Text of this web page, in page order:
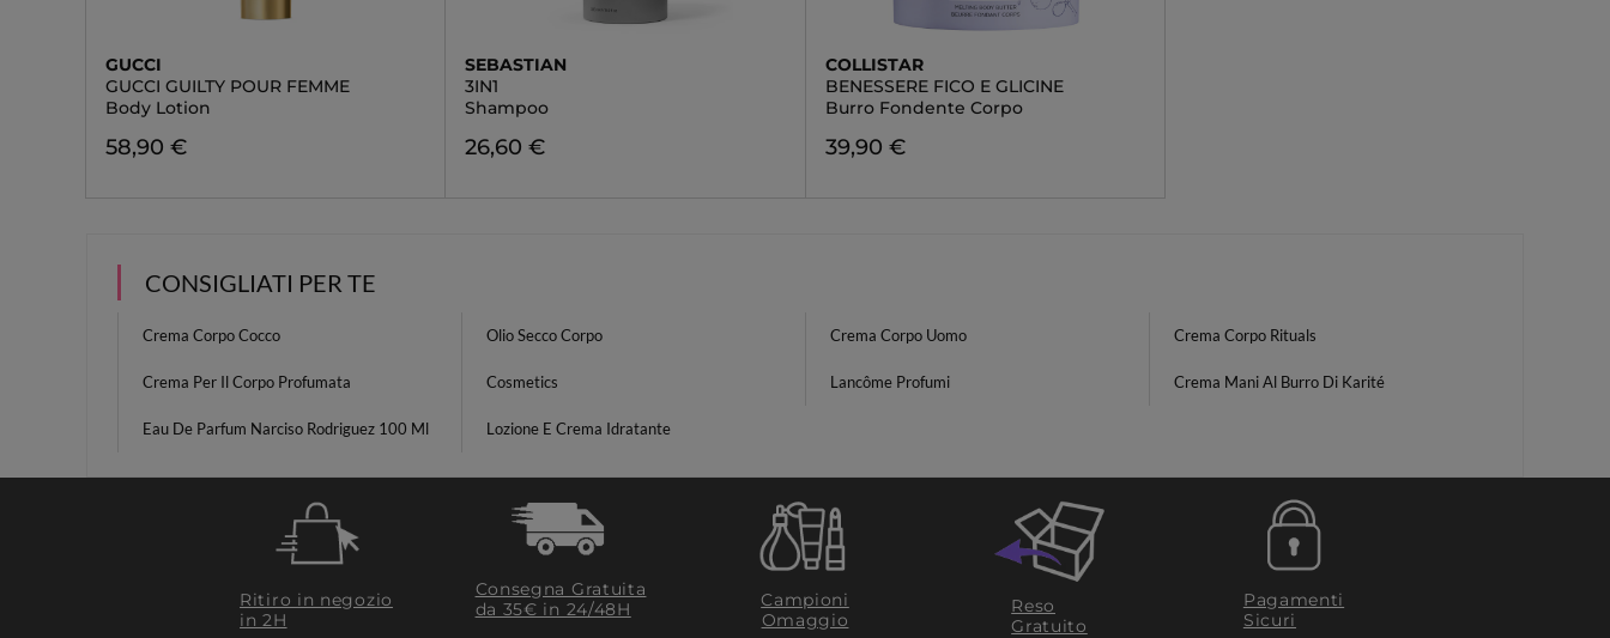
GUCCI
GUCCI GUILTY POUR FEMME
Body Lotion
58,90 €
SEBASTIAN
3IN1
Shampoo
26,60 €
COLLISTAR
BENESSERE FICO E GLICINE
Burro Fondente Corpo
39,90 €
CONSIGLIATI PER TE
Crema Corpo Cocco Olio Secco Corpo Crema Corpo Uomo Crema Corpo Rituals
Crema Per Il Corpo Profumata Cosmetics Lancôme Profumi Crema Mani Al Burro Di Karité
Eau De Parfum Narciso Rodriguez 100 Ml Lozione E Crema Idratante
Ritiro in negozio
in 2H
Consegna Gratuita
da 35€​ in 24/48H
Campioni
Omaggio
Reso
Gratuito
Pagamenti
Sicuri